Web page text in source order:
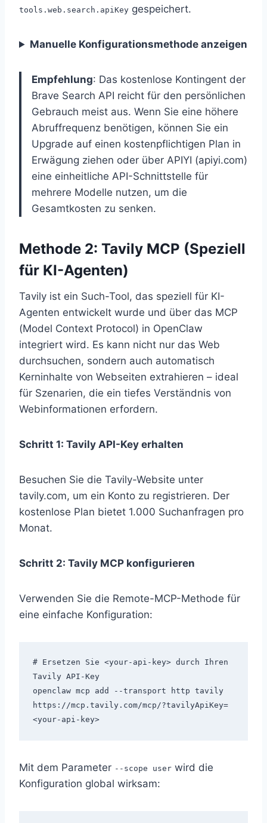
tools.web.search.apiKey gespeichert.
Manuelle Konfigurationsmethode anzeigen
Empfehlung: Das kostenlose Kontingent der
Brave Search API reicht für den persönlichen
Gebrauch meist aus. Wenn Sie eine höhere
Abruffrequenz benötigen, können Sie ein
Upgrade auf einen kostenpflichtigen Plan in
Erwägung ziehen oder über APIYI (apiyi.com)
eine einheitliche API-Schnittstelle für
mehrere Modelle nutzen, um die
Gesamtkosten zu senken.
Methode 2: Tavily MCP (Speziell
für KI-Agenten)
Tavily ist ein Such-Tool, das speziell für KI-
Agenten entwickelt wurde und über das MCP
(Model Context Protocol) in OpenClaw
integriert wird. Es kann nicht nur das Web
durchsuchen, sondern auch automatisch
Kerninhalte von Webseiten extrahieren – ideal
für Szenarien, die ein tiefes Verständnis von
Webinformationen erfordern.
Schritt 1: Tavily API-Key erhalten
Besuchen Sie die Tavily-Website unter
tavily.com, um ein Konto zu registrieren. Der
kostenlose Plan bietet 1.000 Suchanfragen pro
Monat.
Schritt 2: Tavily MCP konfigurieren
Verwenden Sie die Remote-MCP-Methode für
eine einfache Konfiguration:
# Ersetzen Sie <your-api-key> durch Ihren
Tavily API-Key
openclaw mcp add --transport http tavily
https://mcp.tavily.com/mcp/?tavilyApiKey=
<your-api-key>
Mit dem Parameter --scope user wird die
Konfiguration global wirksam: